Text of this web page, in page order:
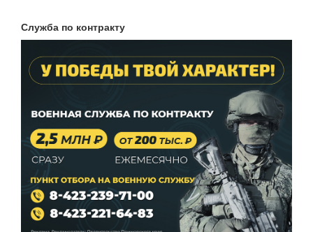
Служба по контракту